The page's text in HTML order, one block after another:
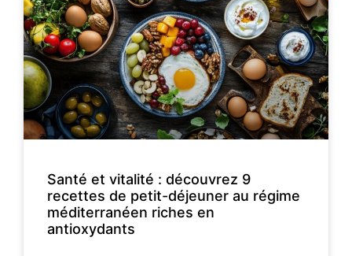
Santé et vitalité : découvrez 9
recettes de petit-déjeuner au régime
méditerranéen riches en
antioxydants